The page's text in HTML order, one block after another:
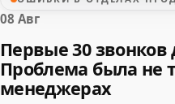
08 Авг
Первые 30 звонков
Проблема была не
менеджерах